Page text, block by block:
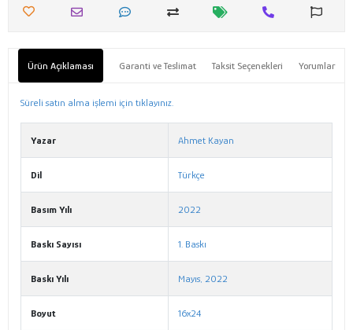
Ürün Açıklaması Garanti ve Teslimat Taksit Seçenekleri Yorumlar
Süreli satın alma işlemi için tıklayınız.
Yazar Ahmet Kayan
Dil Türkçe
Basım Yılı 2022
Baskı Sayısı 1. Baskı
Baskı Yılı Mayıs, 2022
Boyut 16x24